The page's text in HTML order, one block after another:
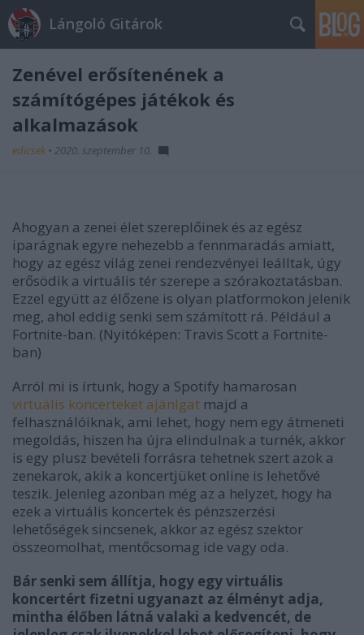
Lángoló Gitárok
Zenével erősítenének a
számítógépes játékok és
alkalmazások
edicsek • 2020. szeptember 10.
Ahogyan a zenei élet szereplőinek és az egész
iparágnak egyre nehezebb a fennmaradás amiatt,
hogy az egész világ zenei rendezvényei leálltak, úgy
erősödik a virtuális tér szerepe a szórakoztatásban.
Ezzel együtt az élőzene is olyan platformokon jelenik
meg, ahol eddig senki sem számított rá. Például a
Fortnite-ban. (Nyitóképen: Travis Scott a Fortnite-
ban)
Arról mi is írtunk, hogy a Spotify hamarosan
virtuális koncerteket ajánlgat majd a
felhasználóiknak, ami lehet, hogy nem egy átmeneti
megoldás, hiszen ha újra elindulnak a turnék, akkor
is egy plusz bevételi forrásra tehetnek szert azok a
zenekarok, akik a koncertjüket online is lehetővé
teszik. Jelenleg azonban még az a helyzet, hogy ha
ezek a virtuális koncertek és pénzszerzési
lehetőségek sincsenek, akkor az egész szektor
összeomolhat, mentőcsomag ide vagy oda.
Bár senki sem állítja, hogy egy virtuális
koncertért fizetni ugyanazt az élményt adja,
mintha élőben látná valaki a kedvencét, de